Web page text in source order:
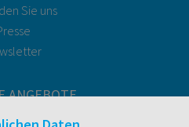
Sie uns
ANGEBOTE